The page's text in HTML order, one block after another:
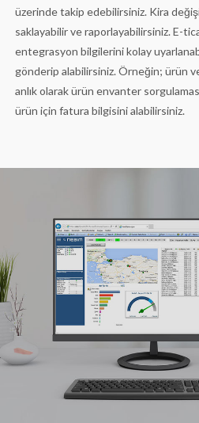
üzerinde takip edebilirsiniz. Kira
saklayabilir ve raporlayabilirsiniz. E-
entegrasyon bilgilerini kolay
gönderip alabilirsiniz. Örneğin; ürün
anlık olarak ürün envanter
ürün için fatura bilgisini alabilirsiniz.